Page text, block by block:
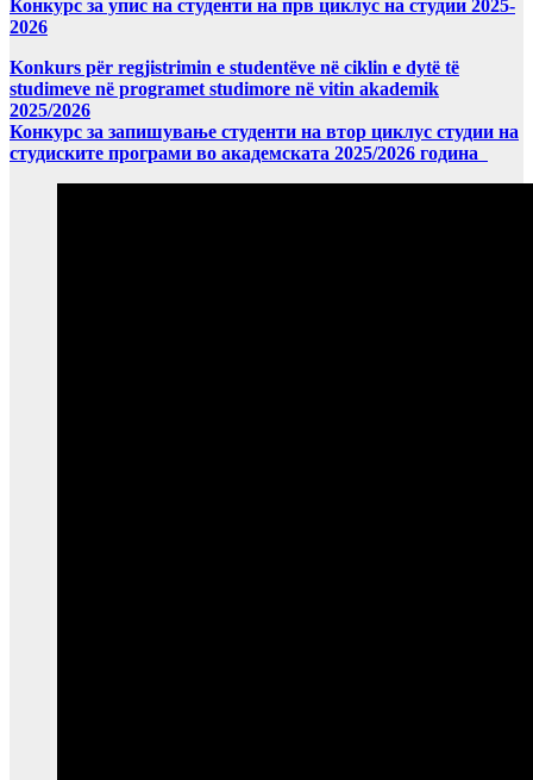
Конкурс за упис на студенти на прв циклус на студии 2025-
2026
Konkurs për regjistrimin e studentëve në ciklin e dytë të
studimeve në programet studimore në vitin akademik
2025/2026
Конкурс за запишување студенти на втор циклус студии на
студиските програми во академската 2025/2026 година